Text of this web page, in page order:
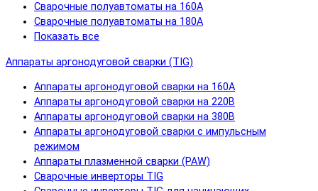
Сварочные полуавтоматы на 160А
Сварочные полуавтоматы на 180А
Показать все
Аппараты аргонодуговой сварки (TIG)
Аппараты аргонодуговой сварки на 160А
Аппараты аргонодуговой сварки на 220В
Аппараты аргонодуговой сварки на 380В
Аппараты аргонодуговой сварки с импульсным
режимом
Аппараты плазменной сварки (PAW)
Сварочные инверторы TIG